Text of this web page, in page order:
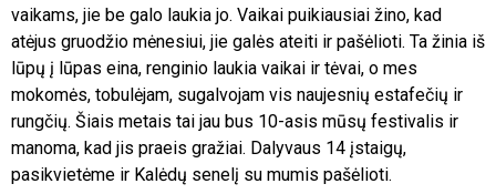
vaikams, jie be galo laukia jo. Vaikai puikiausiai žino, kad
atėjus gruodžio mėnesiui, jie galės ateiti ir pašėlioti. Ta žinia iš
lūpų į lūpas eina, renginio laukia vaikai ir tėvai, o mes
mokomės, tobulėjam, sugalvojam vis naujesnių estafečių ir
rungčių. Šiais metais tai jau bus 10-asis mūsų festivalis ir
manoma, kad jis praeis gražiai. Dalyvaus 14 įstaigų,
pasikvietėme ir Kalėdų senelį su mumis pašėlioti.